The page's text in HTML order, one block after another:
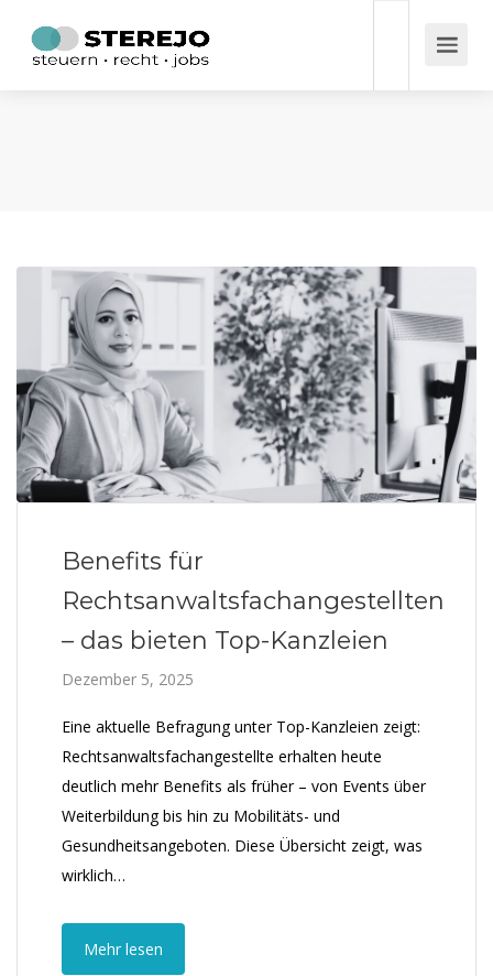
Benefits für
Rechtsanwaltsfachangestellten
– das bieten Top-Kanzleien
Dezember 5, 2025
Eine aktuelle Befragung unter Top-Kanzleien zeigt:
Rechtsanwaltsfachangestellte erhalten heute
deutlich mehr Benefits als früher – von Events über
Weiterbildung bis hin zu Mobilitäts- und
Gesundheitsangeboten. Diese Übersicht zeigt, was
wirklich…
Mehr lesen